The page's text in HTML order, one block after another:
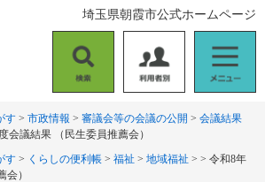
索
用
者
別
ニ
ュ
埼玉県朝霞市公式ホームページ
す > 市政情報 > 審議会等の会議の公開 > 会議結果
会議結果 （民生委員推薦会）
す > くらしの便利帳 > 福祉 > 地域福祉 > > 令和8年
）